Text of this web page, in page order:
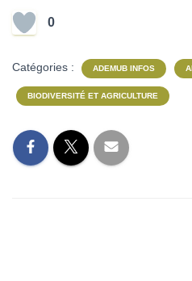
0
Catégories : ADEMUB INFOS
BIODIVERSITÉ ET AGRICULTURE